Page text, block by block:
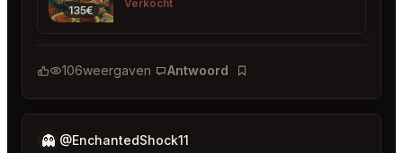
135€
Verkocht
106weergaven Antwoord
Bladwijzer
👻 @EnchantedShock11